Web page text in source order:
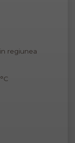
regiunea